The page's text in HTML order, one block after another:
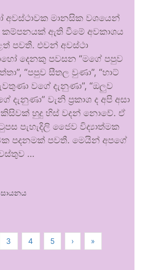
මානසික වශයෙන්
කම්පනයක් ඇති වීමේ අවකාශය
පවතී. එවන් අවස්ථා
දෙනකු පවසන “මගේ පපුව
“පපුව සීතල වුණා”, “හාට්
වගේ දැනුණා”, “ඔලුව
වැනි ප්‍රකාශ ද අපි අසා
හුදු හිස් වදන් නොවේ. ඒ
පැහැදිලි ජෛව විද්‍යාත්මක
පදනමක් පවතී. මෙයින් අපගේ
…
3 4 5 › »